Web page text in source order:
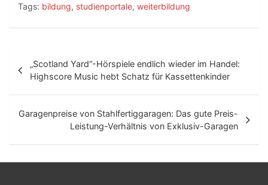
Tags: bildung, studienportale, weiterbildung
e
i
a
„Scotland Yard“-Hörspiele endlich wieder im Handel:
Highscore Music hebt Schatz für Kassettenkinder
Garagenpreise von Stahlfertiggaragen: Das gute Preis-
Leistung-Verhältnis von Exklusiv-Garagen